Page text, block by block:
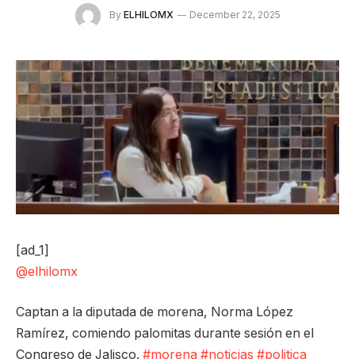
By ELHILOMX December 22, 2025
[ad_1]
@elhilomx
Captan a la diputada de morena, Norma López
Ramírez, comiendo palomitas durante sesión en el
Congreso de Jalisco. #morena #noticias #politica